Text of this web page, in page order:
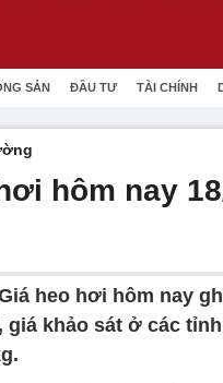
SẢN ĐẦU TƯ TÀI CHÍNH
hôm nay
heo hơi hôm nay
giá khảo sát ở các